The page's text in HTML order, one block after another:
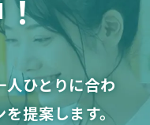
人ひとりに合わ
提案します。